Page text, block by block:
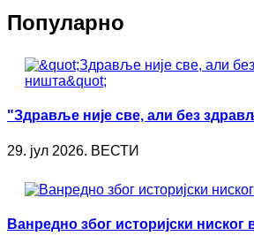
Популарно
"Здравље није све, али без
29. јул 2026. ВЕСТИ
Ванредно због историјски ниског